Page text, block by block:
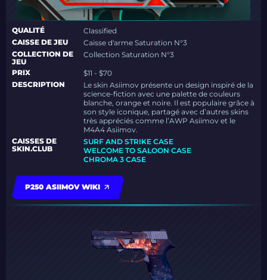
QUALITÉ
Classified
CAISSE DE JEU
Caisse d'arme Saturation N°3
COLLECTION DE
JEU
Collection Saturation N°3
PRIX
$11 - $70
DESCRIPTION
Le skin Asiimov présente un design inspiré de la
science-fiction avec une palette de couleurs
blanche, orange et noire. Il est populaire grâce à
son style iconique, partagé avec d’autres skins
très appréciés comme l’AWP Asiimov et le
M4A4 Asiimov.
CAISSES DE
SKIN.CLUB
SURF AND STRIKE CASE
WELCOME TO SALOON CASE
CHROMA 3 CASE
P250 ASIIMOV WIKI